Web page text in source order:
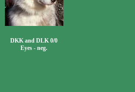
DKK and DLK 0/0
Eyes - neg.